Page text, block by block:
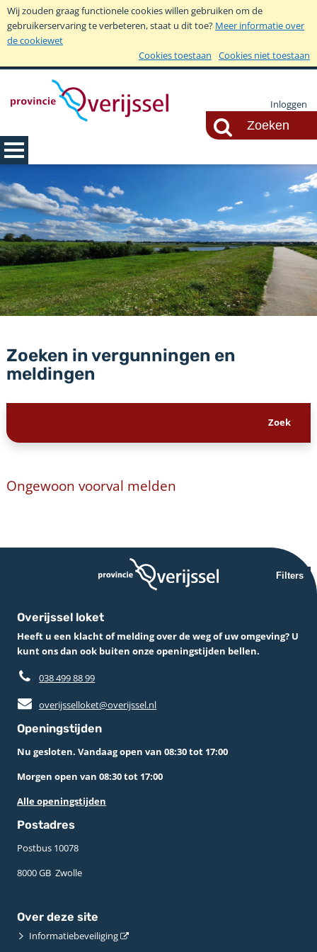
Wij zouden graag functionele cookies willen gebruiken om de
gebruikerservaring te verbeteren, staat u dit toe? Meer informatie over
de cookiewet
Cookies toestaan
Cookies niet toestaan
Inloggen
Zoeken in vergunningen en
meldingen
Ongewoon voorval melden
Filters
Overijssel loket
Heeft u een klacht of melding over de weg of uw omgeving? U
kunt ons dan ook buiten onze openingstijden bellen.
038 499 88 99
overijsselloket@overijssel.nl
Openingstijden
Nu gesloten. Vandaag open van 08:30 tot 17:00
Morgen open van 08:30 tot 17:00
Alle openingstijden
Postadres
Postbus 10078 ­
8000 GB ­ Zwolle
Over deze site
Informatiebeveiliging